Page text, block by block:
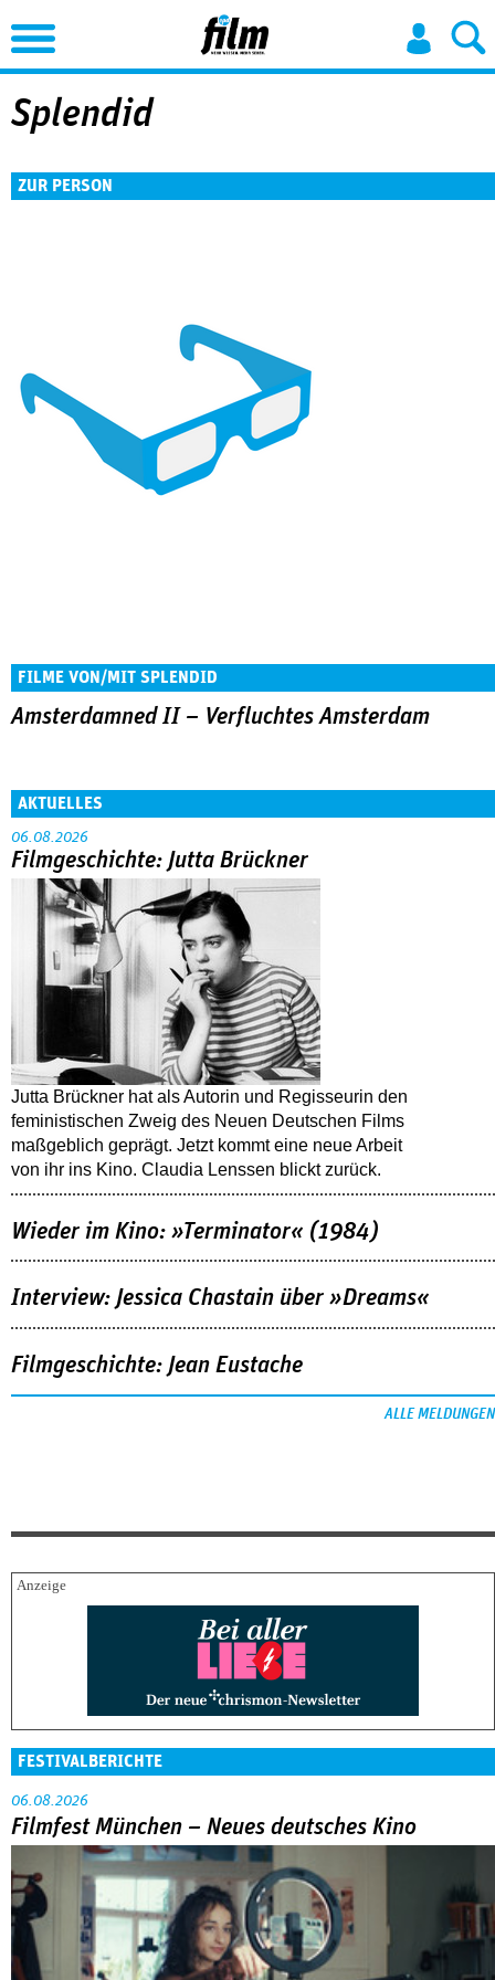
Jump to Navigation
Splendid
ZUR PERSON
FILME VON/MIT SPLENDID
Amsterdamned II – Verfluchtes Amsterdam
AKTUELLES
06.08.2026
Filmgeschichte: Jutta Brückner
Jutta Brückner hat als Autorin und Regisseurin den
feministischen Zweig des Neuen Deutschen Films
maßgeblich geprägt. Jetzt kommt eine neue Arbeit
von ihr ins Kino. Claudia Lenssen blickt zurück.
Wieder im Kino: »Terminator« (1984)
Interview: Jessica Chastain über »Dreams«
Filmgeschichte: Jean Eustache
ALLE MELDUNGEN
FESTIVALBERICHTE
06.08.2026
Filmfest München – Neues deutsches Kino